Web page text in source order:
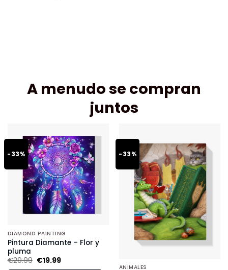
A menudo se compran
juntos
-33%
DIAMOND PAINTING
Pintura Diamante – Flor y
pluma
€29.99 €19.99
-33%
ANIMALES